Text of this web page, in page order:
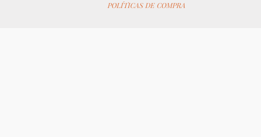
POLÍTICAS DE COMPRA